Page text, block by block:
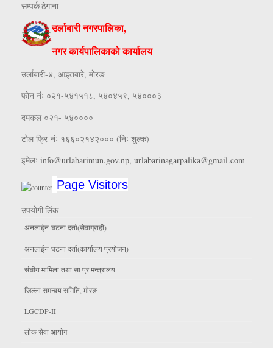
सम्पर्क ठेगाना
उर्लाबारी नगरपालिका,
नगर कार्यपालिकाको कार्यालय
उर्लाबारी-४, आइतबारे, माेरङ
फाेन नंः ०२१-५४१५१८, ५४०४५९, ५४०००३
दमकल ०२१- ५४००००
टोल फ्रि नंः १६६०२१४२००० (निः शुल्क)
इमेलः info@urlabarimun.gov.np, urlabarinagarpalika@gmail.com
Page Visitors
उपयाेगी लिंक
अनलाईन घटना दर्ता(सेवाग्राही)
अनलाईन घटना दर्ता(कार्यालय प्रयाेजन)
संघीय मामिला तथा सा प्र मन्त्रालय
जिल्ला समन्वय समिति, माेरङ
LGCDP-II
लाेक सेवा आयाेग